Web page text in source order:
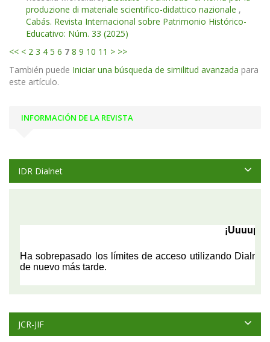
produzione di materiale scientifico-didattico nazionale ,
Cabás. Revista Internacional sobre Patrimonio Histórico-
Educativo: Núm. 33 (2025)
<< < 2 3 4 5 6 7 8 9 10 11 > >>
También puede Iniciar una búsqueda de similitud avanzada para
este artículo.
INFORMACIÓN DE LA REVISTA
IDR Dialnet
JCR-JIF